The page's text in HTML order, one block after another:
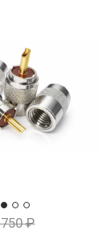
₽